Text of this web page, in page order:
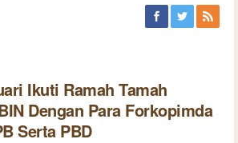
Ikuti Ramah Tamah
Dengan Para Forkopimda
Serta PBD